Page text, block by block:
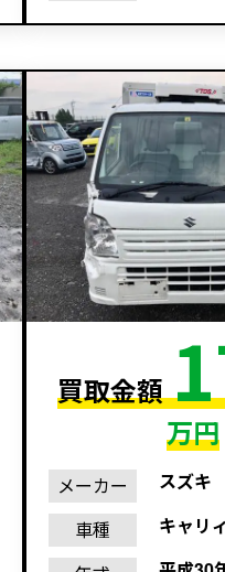
買取金額
万円
メーカー
スズキ
車種
キャリ